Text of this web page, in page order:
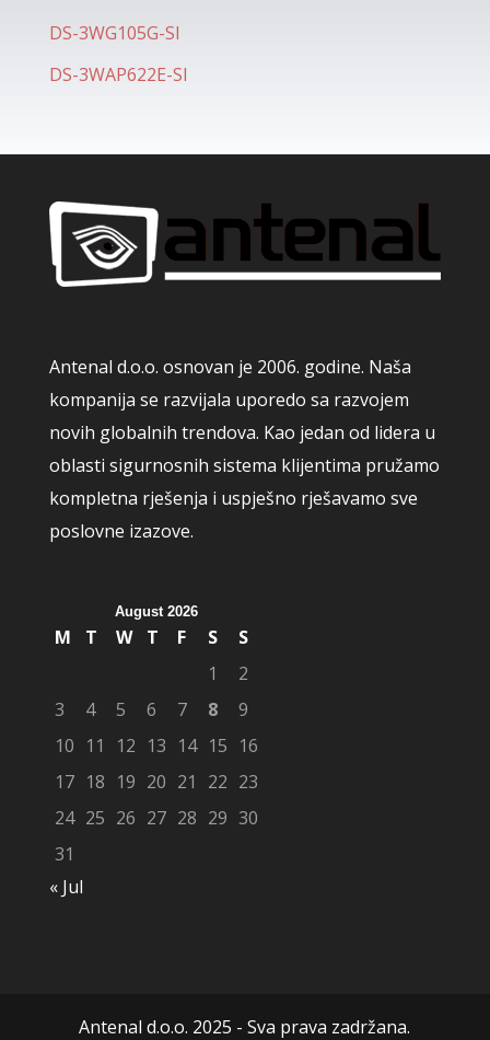
DS-3WG105G-SI
DS-3WAP622E-SI
Antenal d.o.o. osnovan je 2006. godine. Naša
kompanija se razvijala uporedo sa razvojem
novih globalnih trendova. Kao jedan od lidera u
oblasti sigurnosnih sistema klijentima pružamo
kompletna rješenja i uspješno rješavamo sve
poslovne izazove.
August 2026
M T W T F S
S
1
2
3
4 5 6 7 8
9
10 11 12 13 14 15 16
17 18 19 20 21 22 23
24 25 26 27 28 29 30
31
« Jul
Antenal d.o.o. 2025 - Sva prava zadržana.